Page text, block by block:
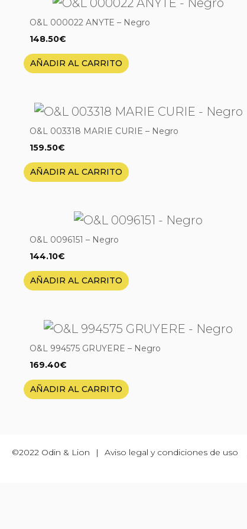
O&L 000022 ANYTE – Negro
148.50€
AÑADIR AL CARRITO
O&L 003318 MARIE CURIE – Negro
159.50€
AÑADIR AL CARRITO
O&L 0096151 – Negro
144.10€
AÑADIR AL CARRITO
O&L 994575 GRUYERE – Negro
169.40€
AÑADIR AL CARRITO
©2022 Odin & Lion | Aviso legal y condiciones de uso